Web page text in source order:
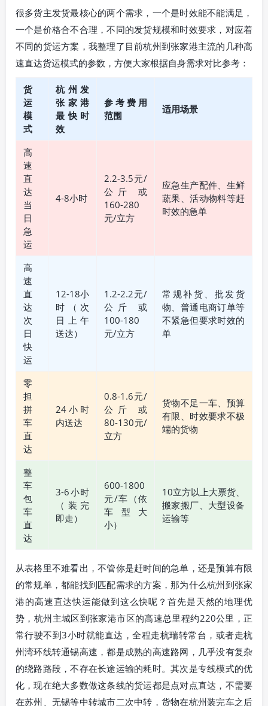
很多货主发货最核心的两个需求，一个是时效能不能满足，
一个是价格合不合理，不同的发货规模和时效要求，对应着
不同的货运方案，我整理了目前杭州到张家港主流的几种高
速直达货运模式的参数，方便大家根据自身需求对比参考：
货
运
模
式
杭州发
张家港
最快时
效
参考费用
范围
适用场景
高
速
直
达
当
日
急
运
4-8小时
2.2-3.5元/
公斤 或
160-280
元/立方
应急生产配件、生鲜
蔬果、活动物料等赶
时效的急单
高
速
直
达
次
日
快
运
12-18小
时（次
日上午
送达）
1.2-2.2元/
公斤 或
100-180
元/立方
常规补货、批发货
物、普通电商订单等
不紧急但要求时效的
单
零
担
拼
车
直
达
24小时
内送达
0.8-1.6元/
公斤 或
80-130元/
立方
货物不足一车、预算
有限、时效要求不极
端的货物
整
车
包
车
直
达
3-6小时
（装完
即走）
600-1800
元/车（依
车型大
小）
10立方以上大票货、
搬家搬厂、大型设备
运输等
从表格里不难看出，不管你是赶时间的急单，还是预算有限
的常规单，都能找到匹配需求的方案，那为什么杭州到张家
港的高速直达快运能做到这么快呢？首先是天然的地理优
势，杭州主城区到张家港市区的高速总里程约220公里，正
常行驶不到3小时就能直达，全程走杭瑞转常台，或者走杭
州湾环线转通锡高速，都是成熟的高速路网，几乎没有复杂
的绕路路段，不存在长途运输的耗时。其次是专线模式的优
化，现在绝大多数做这条线的货运都是点对点直达，不需要
在苏州、无锡等中转城市二次中转，货物在杭州装完车之后